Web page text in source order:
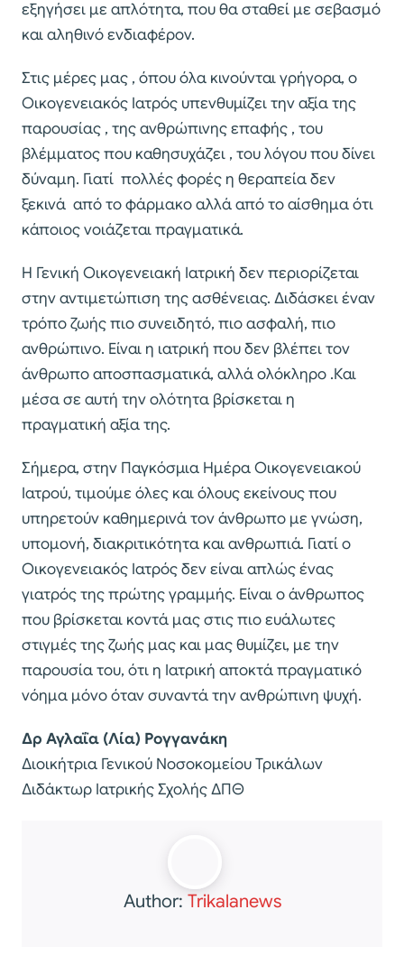
εξηγήσει με απλότητα, που θα σταθεί με σεβασμό
και αληθινό ενδιαφέρον.
Στις μέρες μας , όπου όλα κινούνται γρήγορα, ο
Οικογενειακός Ιατρός υπενθυμίζει την αξία της
παρουσίας , της ανθρώπινης επαφής , του
βλέμματος που καθησυχάζει , του λόγου που δίνει
δύναμη. Γιατί πολλές φορές η θεραπεία δεν
ξεκινά από το φάρμακο αλλά από το αίσθημα ότι
κάποιος νοιάζεται πραγματικά.
Η Γενική Οικογενειακή Ιατρική δεν περιορίζεται
στην αντιμετώπιση της ασθένειας. Διδάσκει έναν
τρόπο ζωής πιο συνειδητό, πιο ασφαλή, πιο
ανθρώπινο. Είναι η ιατρική που δεν βλέπει τον
άνθρωπο αποσπασματικά, αλλά ολόκληρο .Και
μέσα σε αυτή την ολότητα βρίσκεται η
πραγματική αξία της.
Σήμερα, στην Παγκόσμια Ημέρα Οικογενειακού
Ιατρού, τιμούμε όλες και όλους εκείνους που
υπηρετούν καθημερινά τον άνθρωπο με γνώση,
υπομονή, διακριτικότητα και ανθρωπιά. Γιατί ο
Οικογενειακός Ιατρός δεν είναι απλώς ένας
γιατρός της πρώτης γραμμής. Είναι ο άνθρωπος
που βρίσκεται κοντά μας στις πιο ευάλωτες
στιγμές της ζωής μας και μας θυμίζει, με την
παρουσία του, ότι η Ιατρική αποκτά πραγματικό
νόημα μόνο όταν συναντά την ανθρώπινη ψυχή.
Δρ Αγλαΐα (Λία) Ρογγανάκη
Διοικήτρια Γενικού Νοσοκομείου Τρικάλων
Διδάκτωρ Ιατρικής Σχολής ΔΠΘ
Author: Trikalanews